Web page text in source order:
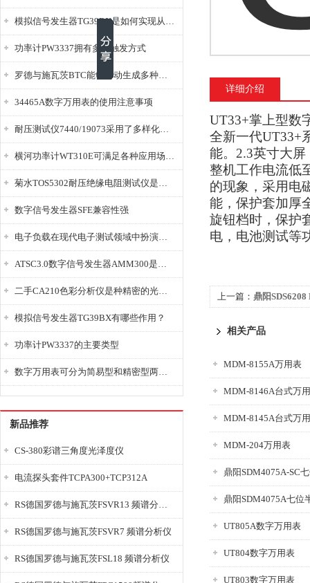
模拟信号发生器TG39BX是如何实现从直流到交流的波形转换?
功率计PW3337拥有多种触发方式
罗德与施瓦茨BTC能够自动生成多种音视频信号
34465A数字万用表的使用注意事项
耐压测试仪7440/19073采用了多样化的功能设计
横河功率计WT310E可满足各种应用场景的需求
菊水TOS5302耐压绝缘电阻测试仪是种重要的电气安全检测设备
数字信号发生器SFE兼容性强
电子负载在现代电子测试领域中扮演着重要的角色
ATSC3.0数字信号发生器AMM300是能够产生各种数字信号的电子设备
二手CA210色彩分析仪是种精密的光学测量仪器
模拟信号发生器TG39BX有哪些作用？
功率计PW3337的主要类型
数字万用表可分为简易型和精密型两大类
新品推荐
CS-380彩谱三角度光泽度仪
电流探头套件TCPA300+TCP312A
RS德国罗德与施瓦茨FSVR13 频谱分析仪
RS德国罗德与施瓦茨FSVR7 频谱分析仪
RS德国罗德与施瓦茨FSL18 频谱分析仪
详细介绍
UT33+掌上型数
全新一代UT33+
能。2.3英寸大
整机工作电流低
的现象，采用电
能，保护套加厚
旋钮档时，保护
电，电池测试等
上一篇： 鼎阳
相关产品
MDM-8155A万用表
MDM-8146A台式万
MDM-8145A台式万
MDM-204万用表
鼎阳SDM4075A-SC
鼎阳SDM4075A七位
UT805A数字万用表
UT804数字万用表
UT803数字万用表